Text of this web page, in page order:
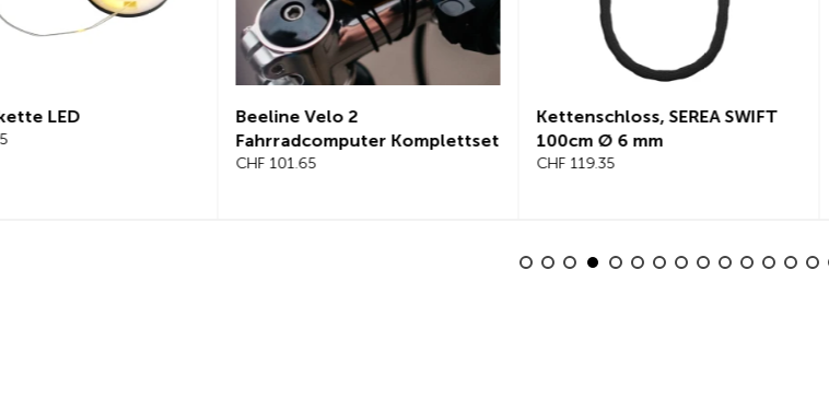
Beeline Velo 2
Fahrradcomputer Komplettset
Kettenschloss, SEREA SWIFT
100cm Ø 6 mm
125cm,